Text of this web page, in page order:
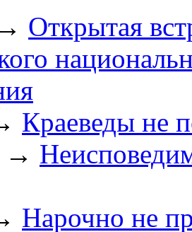
→ Открытая
Краеведы не
→
Нарочно не